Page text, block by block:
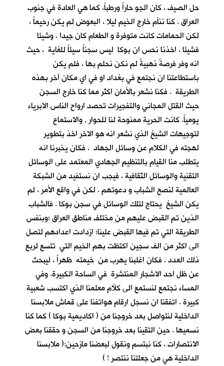
حل الصيف ، كان الجو حاراً ورطباً، كما هي العادة في جنوب
العراق . كنا ننأم خارج الخيم ليلا ، البعوض لم يكن رحيماً ،
لكن الحمامات كانت متوفرة و الطعام كان جيدا . وشيئا
فشيئا ، اخذنا نحس ان بوكا ليس سجناً سيئاً للغاية ، حيث
انه وفر فرصةً ذهبيةً لم نكن نحلم بها ، فلم يكن
باستطاعتنا ان نجتمع في بغداد او في اي مكان آخر بهذه
الطريقة . فكنا نشعر بالأمان اكثر مما كنا خارج السجن
حيث القتل المجاني والتفجيرات تحصد ارواح الناس الابرياء
يومياً. كانت الحرية ممنوحة لنا للحوار , والاستماع
لتوجيهات الشيخ الذي نشعر انه هو الاخر اخذ بتطوير
لهجته في الكلام عن وسائل الجهاد . فكان يخبرنا انه
يتطلب منا القيام بالتنظيم الجهادي المعتمد على الوسائل
التقنية والوسائل الثقافية ، فيجب ان نستفيد من الشبكة
العالمية لنصح الشباب و دعوتهم . لكن في واقع الأمر ، لم
يكن الشيخ يحتاج لتلك الوسائل في سجن بوكا . فالشباب
الذين تم القبض عليهم من مختلف مناطق العراق ؛وبنفس
الطريقة التي تم فيها القبض علينا؛ ازدادت اعدادهم لتصل
الى اكثر من الف سجين اكتظت بهم الخيم التي تتسع لربع
ذلك العدد . فكان اغلبنا يهرب من خيمته ظهراً ، ليبحث
عن ظل احد الاشجار المنتشرة في الساحة الكبيرة. وفي
المساء نجتمع لنستمع الى كلأم معلمنا الذي اكتسب شعبية
كبيرة . اتفقنا ان نسجل ارقام هواتفنا على قماش ملابسنا
الداخلية لنتواصل بعد خروجنا من ( اكاديمية بوكا ) كما كنا
نسميها . حين التقينا بعد خروجنا من السجن و حققنا بعض
الانتصارات ، كنا نبتسم ونقول لبعضنا مازحين:( ملابسنا
الداخلية هي من جعلتنا ننتصر ! )